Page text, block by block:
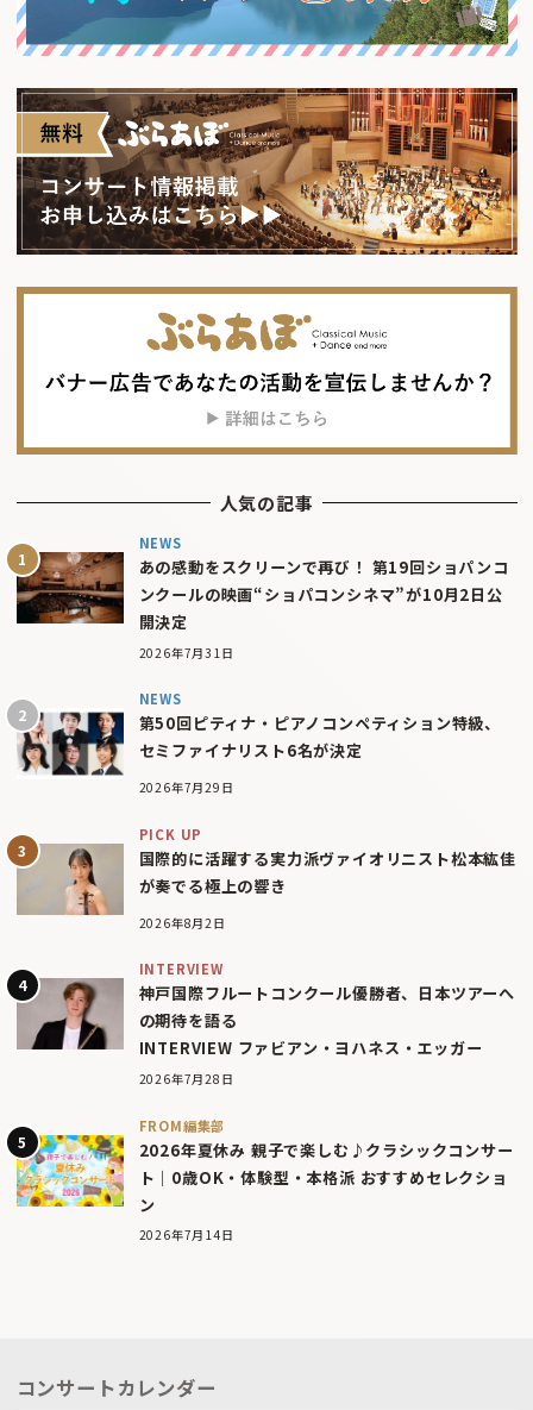
人気の記事
NEWS
あの感動をスクリーンで再び！ 第19回ショパンコ
ンクールの映画“ショパコンシネマ”が10月2日公
開決定
2026年7月31日
NEWS
第50回ピティナ・ピアノコンペティション特級、
セミファイナリスト6名が決定
2026年7月29日
PICK UP
国際的に活躍する実力派ヴァイオリニスト松本紘佳
が奏でる極上の響き
2026年8月2日
INTERVIEW
神戸国際フルートコンクール優勝者、日本ツアーへ
の期待を語る
INTERVIEW ファビアン・ヨハネス・エッガー
2026年7月28日
FROM編集部
2026年夏休み 親子で楽しむ♪クラシックコンサー
ト｜0歳OK・体験型・本格派 おすすめセレクショ
ン
2026年7月14日
コンサートカレンダー